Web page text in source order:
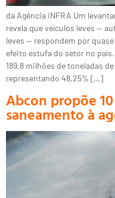
da Agência iNFRA Um
revela que veículos leves —
leves — respondem por
efeito estufa do setor no
189,8 milhões de toneladas
representando 48,25% […]
Abcon propõe
saneamento à